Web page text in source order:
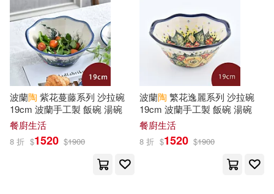
元秀蓮(21) 宮部美幸(21)
弄玉(21) 林希陶(21)
梁子(21) 田燕(21)
陳長海(21) 陶秉珍(21)
（美）羅蘭·英格斯·懷德(21)
吉林美術出版社(65)
大塊文化(64)
湖南少年兒童出版社(64)
中國電力出版社(63)
波蘭陶 紫花蔓藤系列 沙拉碗
19cm 波蘭手工製 飯碗 湯碗
餐廚生活
8 折 $1520 $1900
波蘭陶 繁花逸麗系列 沙拉碗
19cm 波蘭手工製 飯碗 湯碗
餐廚生活
8 折 $1520 $1900